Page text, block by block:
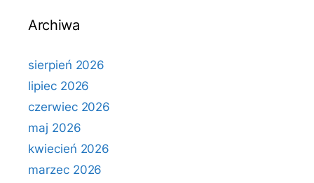
Archiwa
sierpień 2026
lipiec 2026
czerwiec 2026
maj 2026
kwiecień 2026
marzec 2026